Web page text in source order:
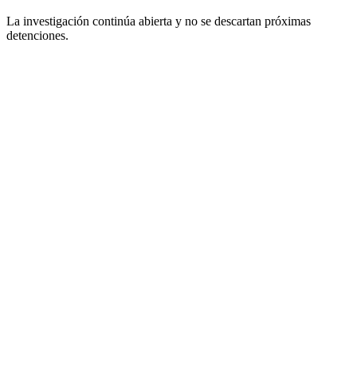
La investigación continúa abierta y no se descartan próximas
detenciones.